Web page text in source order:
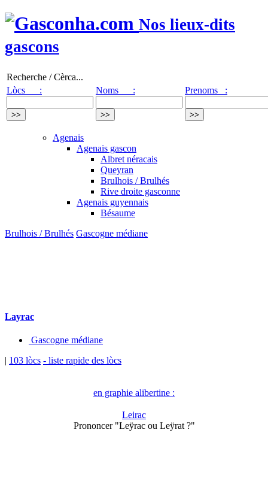
Nos lieux-dits
gascons
Recherche / Cèrca...
Lòcs :
Noms : Prenoms :
Agenais
Agenais gascon
Albret néracais
Queyran
Brulhois / Brulhés
Rive droite gasconne
Agenais guyennais
Bésaume
Brulhois / Brulhés Gascogne médiane
Layrac
Gascogne médiane
| 103 lòcs - liste rapide des lòcs
en graphie alibertine :
Leirac
Prononcer "Leÿrac ou Leÿrat ?"